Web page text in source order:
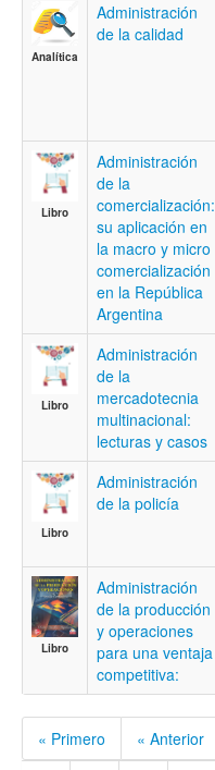
Analítica
Administración
de la calidad
Libro
Administración
de la
comercialización:
su aplicación en
la macro y micro
comercialización
en la República
Argentina
Libro
Administración
de la
mercadotecnia
multinacional:
lecturas y casos
Libro
Administración
de la policía
Libro
Administración
de la producción
y operaciones
para una ventaja
competitiva:
« Primero « Anterior